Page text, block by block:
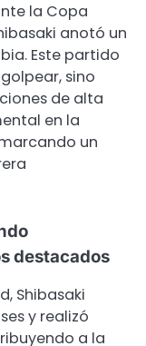
la Copa
anotó un
Este partido
sino
de alta
en la
un
destacados
Shibasaki
y realizó
a la